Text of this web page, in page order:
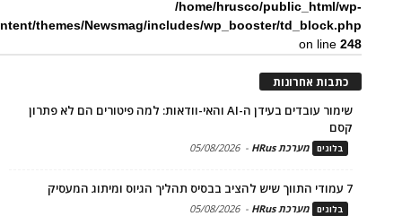
/home/hrusco/public_html/wp-
themes/Newsmag/includes/wp_booster/td_block.php
on line248
כתבות אחרונות
שימור עובדים בעידן ה-AI והאי-וודאות: למה פיטורים הם לא פתרון
קסם
בלוגים מערכת HRus -
05/08/2026
7 עמודי התווך שיש להציב בבסיס תהליך הגיוס ומיתוג המעסיק
בלוגים מערכת HRus -
05/08/2026